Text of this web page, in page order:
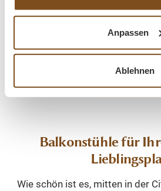
Anpassen
Ablehnen
Details
Balkonstühle für
Wie schön ist es, mitten in der